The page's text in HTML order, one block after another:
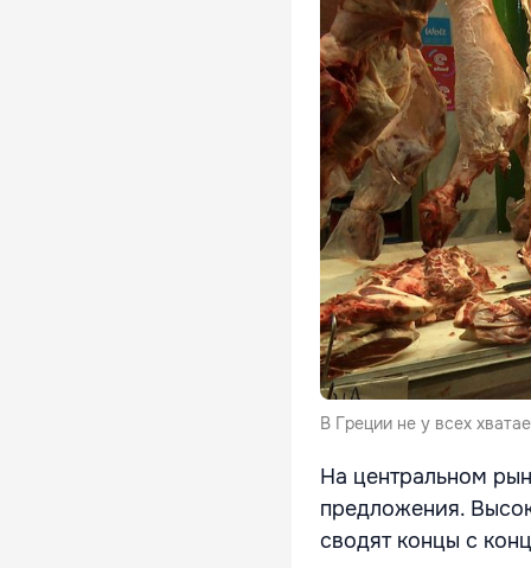
В Греции не у всех
На центральном
предложения.
сводят концы с